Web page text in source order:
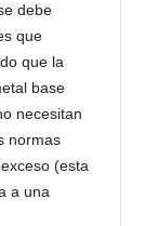
debe
que
que la
base
necesitan
normas
(esta
a una